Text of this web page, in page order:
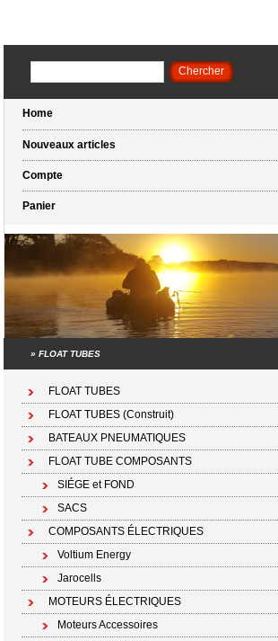
Home
Nouveaux articles
Compte
Panier
»FLOAT TUBES
FLOAT TUBES
FLOAT TUBES (Construit)
BATEAUX PNEUMATIQUES
FLOAT TUBE COMPOSANTS
SIÉGE et FOND
SACS
COMPOSANTS ÉLECTRIQUES
Voltium Energy
Jarocells
MOTEURS ÉLECTRIQUES
Moteurs Accessoires